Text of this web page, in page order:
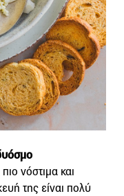
νόστιμα και
της είναι πολύ